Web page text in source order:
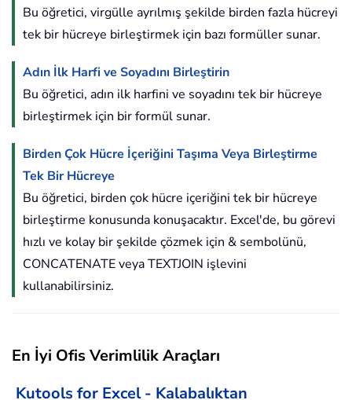
Bu öğretici, virgülle ayrılmış şekilde birden fazla hücreyi
tek bir hücreye birleştirmek için bazı formüller sunar.
Adın İlk Harfi ve Soyadını Birleştirin
Bu öğretici, adın ilk harfini ve soyadını tek bir hücreye
birleştirmek için bir formül sunar.
Birden Çok Hücre İçeriğini Taşıma Veya Birleştirme
Tek Bir Hücreye
Bu öğretici, birden çok hücre içeriğini tek bir hücreye
birleştirme konusunda konuşacaktır. Excel'de, bu görevi
hızlı ve kolay bir şekilde çözmek için & sembolünü,
CONCATENATE veya TEXTJOIN işlevini
kullanabilirsiniz.
En İyi Ofis Verimlilik Araçları
Kutools for Excel - Kalabalıktan